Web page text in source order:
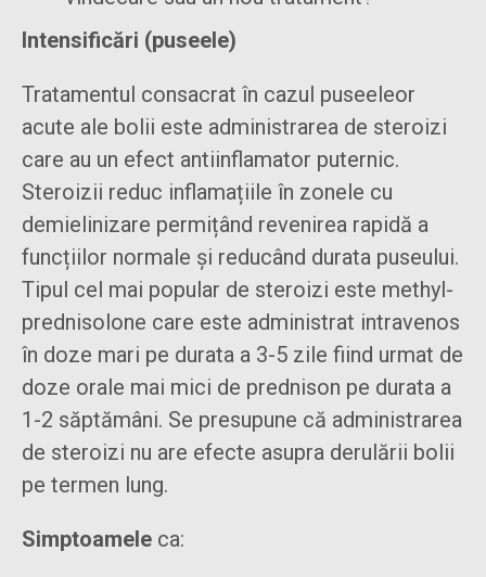
Intensificări (puseele)
Tratamentul consacrat în cazul puseeleor
acute ale bolii este administrarea de steroizi
care au un efect antiinflamator puternic.
Steroizii reduc inflamațiile în zonele cu
demielinizare permițând revenirea rapidă a
funcțiilor normale și reducând durata puseului.
Tipul cel mai popular de steroizi este methyl-
prednisolone care este administrat intravenos
în doze mari pe durata a 3-5 zile fiind urmat de
doze orale mai mici de prednison pe durata a
1-2 săptămâni. Se presupune că administrarea
de steroizi nu are efecte asupra derulării bolii
pe termen lung.
Simptoamele ca: